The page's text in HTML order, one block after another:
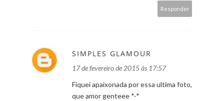
Responder
SIMPLES GLAMOUR
17 de fevereiro de 2015 às 17:57
Fiquei apaixonada por essa ultima foto,
que amor genteee *-*